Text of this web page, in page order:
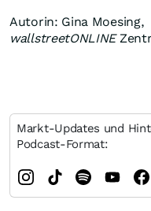
Autorin: Gina Moesing,
wallstreetONLINE
Markt-Updates und
Podcast-Format: